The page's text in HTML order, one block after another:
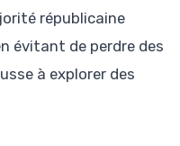
républicaine
évitant de perdre des
à explorer des